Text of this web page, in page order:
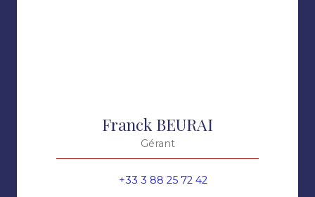
Franck BEURAI
Gérant
+33 3 88 25 72 42